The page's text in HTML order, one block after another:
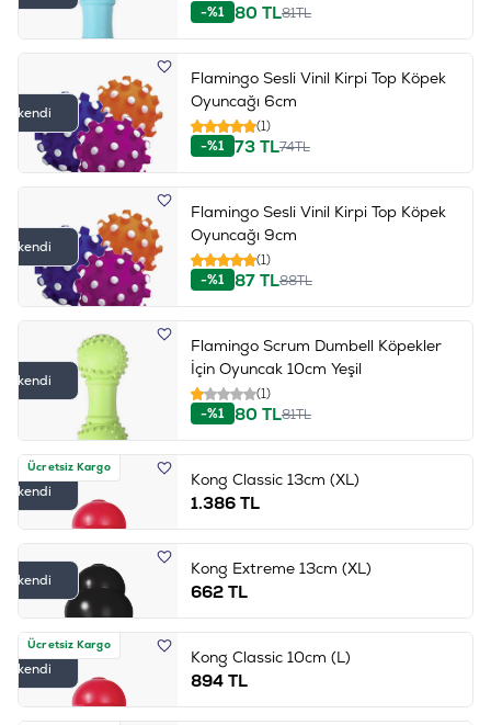
-%1 80 TL81TL
Tükendi
Flamingo Sesli Vinil Kirpi Top Köpek
Oyuncağı 6cm
(1)
-%1
73TL74TL
Tükendi
Flamingo Sesli Vinil Kirpi Top Köpek
Oyuncağı 9cm
(1)
-%1
87TL88TL
Tükendi
Flamingo Scrum Dumbell Köpekler
İçin Oyuncak 10cm Yeşil
(1)
-%1
80 TL81TL
Ücretsiz Kargo
Tükendi
Kong Classic 13cm (XL)
1.386TL
Tükendi
Kong Extreme 13cm (XL)
662TL
Ücretsiz Kargo
Tükendi
Kong Classic 10cm (L)
894TL